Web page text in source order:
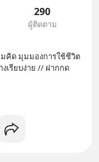
290
ผู้ติดตาม
มคิด มุมมองการใช้ชีวิต
เรียบง่าย // ฝากกด